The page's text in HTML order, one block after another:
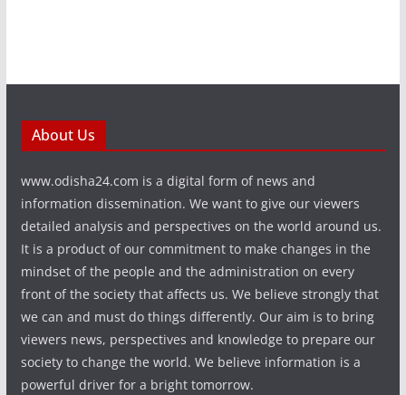
About Us
www.odisha24.com is a digital form of news and
information dissemination. We want to give our viewers
detailed analysis and perspectives on the world around us.
It is a product of our commitment to make changes in the
mindset of the people and the administration on every
front of the society that affects us. We believe strongly that
we can and must do things differently. Our aim is to bring
viewers news, perspectives and knowledge to prepare our
society to change the world. We believe information is a
powerful driver for a bright tomorrow.